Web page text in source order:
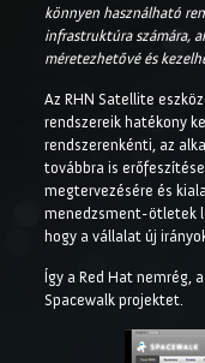
könnyen használható
infrastruktúra számára,
méretezhetővé és
Az RHN Satellite
rendszereik hatékony
rendszerenkénti, az
továbbra is
megtervezésére és
menedzsment-ötletek
hogy a vállalat új
Így a Red Hat nemrég,
Spacewalk projektet.